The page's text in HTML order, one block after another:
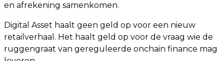
en afrekening samenkomen.
Digital Asset haalt geen geld op voor een nieuw
retailverhaal. Het haalt geld op voor de vraag wie de
ruggengraat van gereguleerde onchain finance mag